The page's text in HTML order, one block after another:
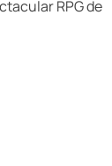
RPG de